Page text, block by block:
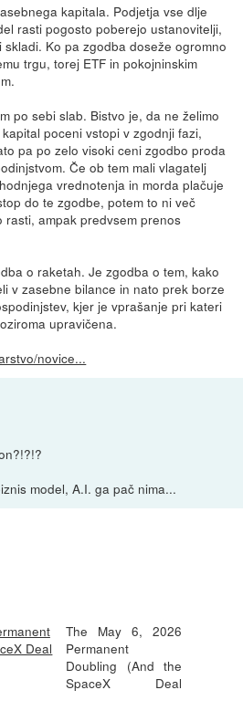
kapitala. Podjetja vse dlje
rasti pogosto poberejo ustanovitelji,
Ko pa zgodba doseže ogromno
trgu, torej ETF in pokojninskim
po sebi slab. Bistvo je, da ne želimo
poceni vstopi v zgodnji fazi,
pa po zelo visoki ceni zgodbo proda
Če ob tem mali vlagatelj
vrednotenja in morda plačuje
do te zgodbe, potem to ni več
ampak predvsem prenos
o raketah. Je zgodba o tem, kako
v zasebne bilance in nato prek borze
kjer je vprašanje pri kateri
upravičena.
novice...
model, A.I. ga pač nima...
The May 6, 2026
Permanent
Doubling (And the
SpaceX Deal